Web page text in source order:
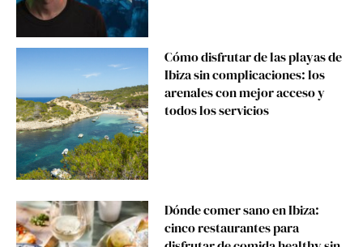
Cómo disfrutar de las playas de
Ibiza sin complicaciones: los
arenales con mejor acceso y
todos los servicios
Dónde comer sano en Ibiza:
cinco restaurantes para